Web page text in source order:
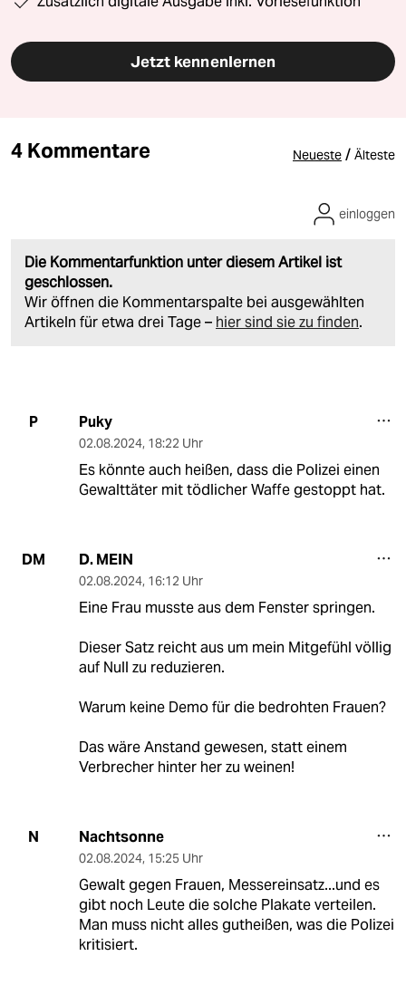
Jetzt kennenlernen
4 Kommentare Neueste / Älteste
Die Kommentarfunktion unter diesem Artikel ist
geschlossen.
Wir öffnen die Kommentarspalte bei ausgewählten
Artikeln für etwa drei Tage – hier sind sie zu finden.
einloggen
P Puky
02.08.2024, 18:22 Uhr
Es könnte auch heißen, dass die Polizei einen
Gewalttäter mit tödlicher Waffe gestoppt hat.
DM D. MEIN
02.08.2024, 16:12 Uhr
Eine Frau musste aus dem Fenster springen.
Dieser Satz reicht aus um mein Mitgefühl völlig
auf Null zu reduzieren.
Warum keine Demo für die bedrohten Frauen?
Das wäre Anstand gewesen, statt einem
Verbrecher hinter her zu weinen!
N Nachtsonne
02.08.2024, 15:25 Uhr
Gewalt gegen Frauen, Messereinsatz...und es
gibt noch Leute die solche Plakate verteilen.
Man muss nicht alles gutheißen, was die Polizei
kritisiert.